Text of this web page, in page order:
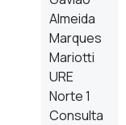
Almeida
Marques
Mariotti
URE
Norte 1
Consulta